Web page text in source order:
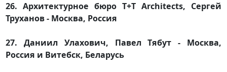
26. Архитектурное бюро T+T Architects, Сергей
Труханов - Москва, Россия
27. Даниил Улахович, Павел Тябут - Москва,
Россия и Витебск, Беларусь